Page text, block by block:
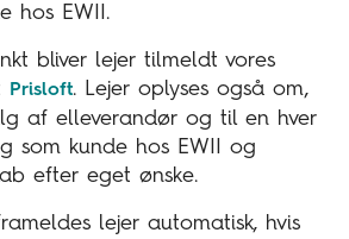
hos EWII.
bliver lejer tilmeldt vores
Prisloft. Lejer oplyses også om,
af elleverandør og til en hver
som kunde hos EWII og
efter eget ønske.
lejer automatisk, hvis